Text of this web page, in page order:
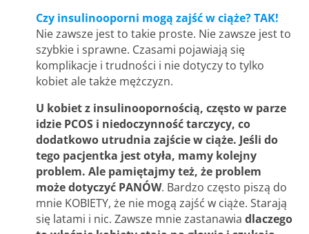
Czy insulinooporni mogą zajść w ciąże? TAK!
Nie zawsze jest to takie proste. Nie zawsze jest to
szybkie i sprawne. Czasami pojawiają się
komplikacje i trudności i nie dotyczy to tylko
kobiet ale także mężczyzn.
U kobiet z insulinoopornością, często w parze
idzie PCOS i niedoczynność tarczycy, co
dodatkowo utrudnia zajście w ciąże. Jeśli do
tego pacjentka jest otyła, mamy kolejny
problem. Ale pamiętajmy też, że problem
może dotyczyć PANÓW. Bardzo często piszą do
mnie KOBIETY, że nie mogą zajść w ciąże. Starają
się latami i nic. Zawsze mnie zastanawiadlaczego